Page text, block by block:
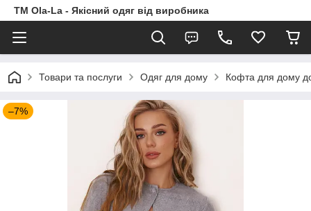
TM Ola-La - Якісний одяг від виробника
Товари та послуги Одяг для дому Кофта для дому до
–7%